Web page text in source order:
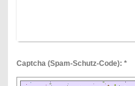
Captcha (Spam-Schutz-Code): *